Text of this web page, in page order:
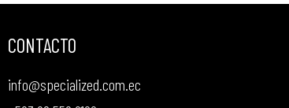
CONTACTO
info@specialized.com.ec